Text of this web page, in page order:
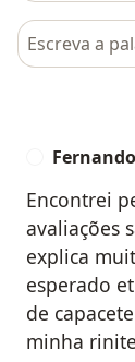
Pesquisar em
Fernando
Encontrei
avaliações
explica
esperado
de
minha